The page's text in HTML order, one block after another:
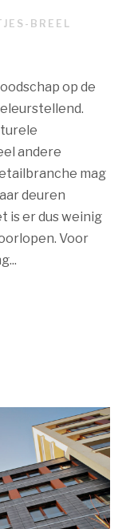
BREEL
op de
andere
mag
deuren
is er dus weinig
Voor